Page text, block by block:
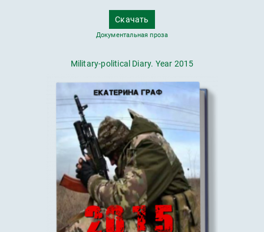
Скачать
Документальная проза
Military-political Diary. Year 2015